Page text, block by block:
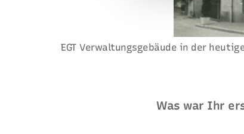
EGT Verwaltungsgebäude in der
Was war Ihr